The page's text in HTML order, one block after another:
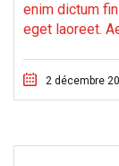
enim dictum
eget laoreet.
2 décembre